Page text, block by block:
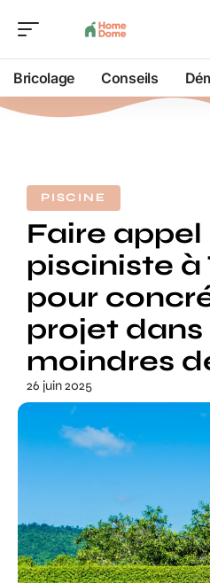
Bricolage Conseils
PISCINE
Faire appel
pisciniste à
pour
projet dans
moindres
26 juin 2025